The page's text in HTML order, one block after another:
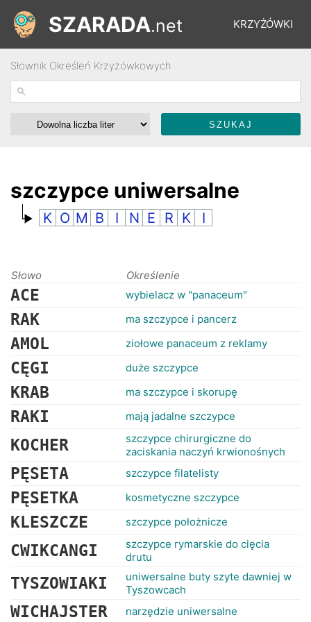
KRZYŻÓWKI
ŁAMIGŁÓWKI
SZARADA.net
Słownik Określeń Krzyżówkowych
szczypce uniwersalne
K O M B I N E R K I
Słowo Określenie
ACE wybielacz w "panaceum"
RAK ma szczypce i pancerz
AMOL ziołowe panaceum z reklamy
CĘGI duże szczypce
KRAB ma szczypce i skorupę
RAKI mają jadalne szczypce
KOCHER
szczypce chirurgiczne do
zaciskania naczyń krwionośnych
PĘSETA szczypce filatelisty
PĘSETKA kosmetyczne szczypce
KLESZCZE szczypce położnicze
CWIKCANGI
szczypce rymarskie do cięcia
drutu
TYSZOWIAKI
uniwersalne buty szyte dawniej w
Tyszowcach
WICHAJSTER narzędzie uniwersalne